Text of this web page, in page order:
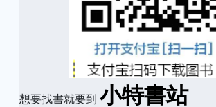
想要找書就要到 小特書站